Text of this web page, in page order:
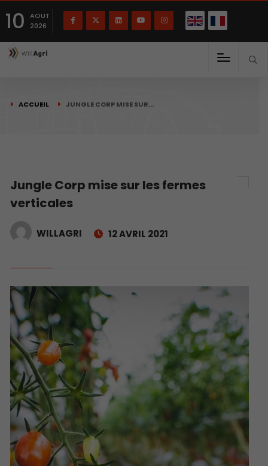
10
AOUT
2026
ACCUEIL JUNGLE CORP MISE SUR…
Jungle Corp mise sur les fermes
verticales
WILLAGRI 12 AVRIL 2021
Français English(English)